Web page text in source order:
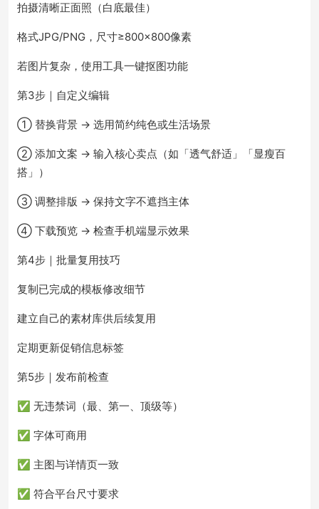
拍摄清晰正面照（白底最佳）
格式JPG/PNG，尺寸≥800×800像素
若图片复杂，使用工具一键抠图功能
第3步｜自定义编辑
① 替换背景 → 选用简约纯色或生活场景
② 添加文案 → 输入核心卖点（如「透气舒适」「显瘦百
搭」）
③ 调整排版 → 保持文字不遮挡主体
④ 下载预览 → 检查手机端显示效果
第4步｜批量复用技巧
复制已完成的模板修改细节
建立自己的素材库供后续复用
定期更新促销信息标签
第5步｜发布前检查
✅ 无违禁词（最、第一、顶级等）
✅ 字体可商用
✅ 主图与详情页一致
✅ 符合平台尺寸要求